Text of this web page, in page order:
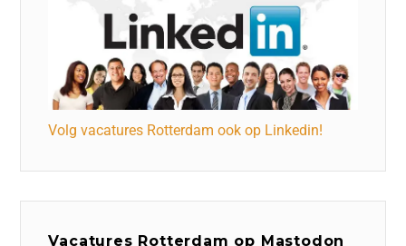
Volg vacatures Rotterdam ook op Linkedin!
Vacatures Rotterdam op Mastodon